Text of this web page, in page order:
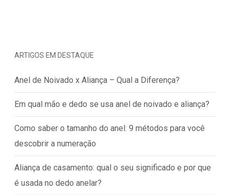
ARTIGOS EM DESTAQUE
Anel de Noivado x Aliança – Qual a Diferença?
Em qual mão e dedo se usa anel de noivado e aliança?
Como saber o tamanho do anel: 9 métodos para você
descobrir a numeração
Aliança de casamento: qual o seu significado e por que
é usada no dedo anelar?